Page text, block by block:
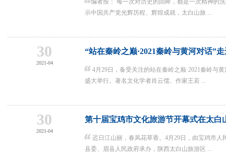
编者按： 每一次对历史的回眸，都是一次精神的
示中国共产党光辉历程、辉煌成就，太白山旅 ...
30
2021-04
“站在秦岭之巅·2021秦岭与黄河对话”
4月29日，备受关注的站在秦岭之巅·2021秦岭与
盛大举行。著名文化学者肖云儒、作家王若 ...
30
2021-04
第十届宝鸡市文化旅游节开幕式在太白
迟日江山丽，春风花草香。4月29日，由宝鸡市
县委、眉县人民政府承办，陕西太白山旅游区 ...